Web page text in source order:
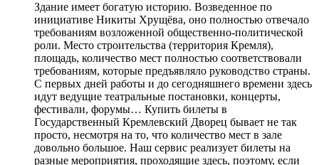
Здание имеет богатую историю. Возведенное по
инициативе Никиты Хрущёва, оно полностью отвечало
требованиям возложенной общественно-политической
роли. Место строительства (территория Кремля),
площадь, количество мест полностью соответствовали
требованиям, которые предъявляло руководство страны.
С первых дней работы и до сегодняшнего времени здесь
идут ведущие театральные постановки, концерты,
фестивали, форумы… Купить билеты в
Государственный Кремлевский Дворец бывает не так
просто, несмотря на то, что количество мест в зале
довольно большое. Наш сервис реализует билеты на
разные мероприятия, проходящие здесь, поэтому, если